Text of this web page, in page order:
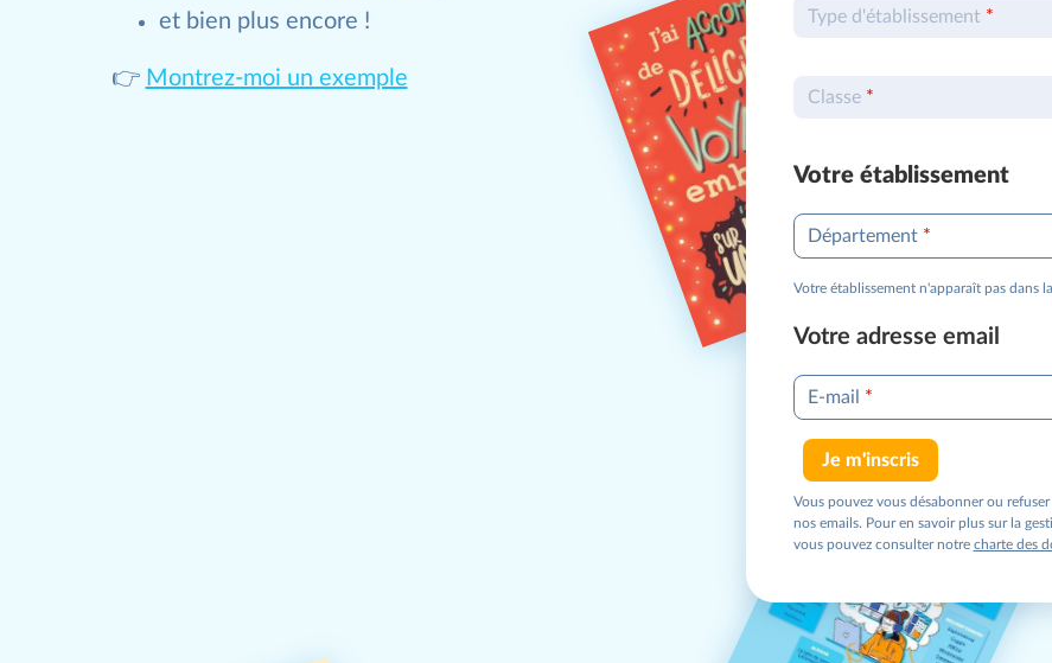
et bien plus encore !
👉 Montrez-moi un exemple
Type d'établissement *
Classe*
Votre établissement
Département*
Votre établissement n'apparaît pas dans
Votre adresse email
E-mail *
Détails
Je m'inscris
Vous pouvez vous désabonner ou
nos emails. Pour en savoir plus sur la
vous pouvez consulter notre charte des